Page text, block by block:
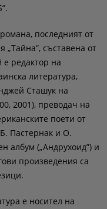
последният от
„Тайна”, съставена от
редактор на
литература,
Сташук на
2001), преводач на
поети от
Пастернак и О.
албум („Андрухоид”) и
произведения са
е носител на